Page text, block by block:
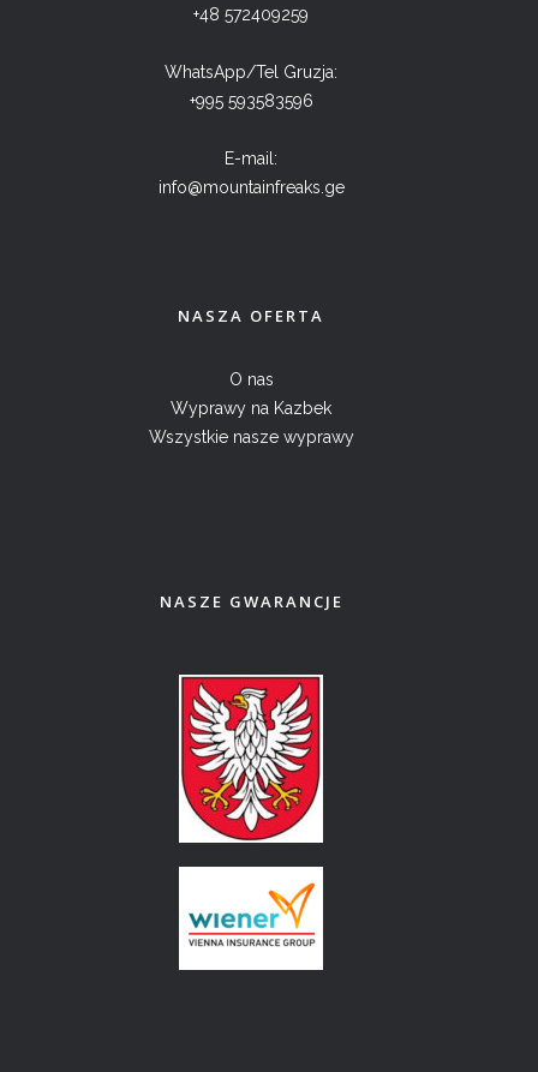
+48 572409259
WhatsApp/Tel Gruzja:
+995 593583596
E-mail:
info@mountainfreaks.ge
NASZA OFERTA
O nas
Wyprawy na Kazbek
Wszystkie nasze wyprawy
NASZE GWARANCJE